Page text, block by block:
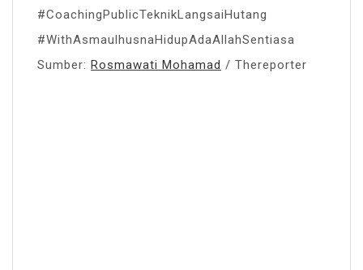
#CoachingPublicTeknikLangsaiHutang
#WithAsmaulhusnaHidupAdaAllahSentiasa
Sumber: Rosmawati Mohamad / Thereporter